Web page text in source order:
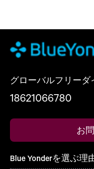
グローバルフリーダ
18621066780
お
Blue Yonderを選ぶ理